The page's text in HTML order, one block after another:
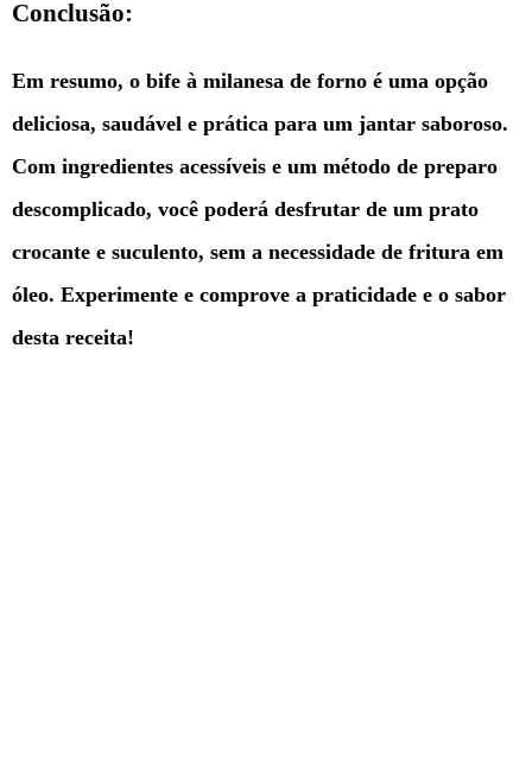
Conclusão:
Em resumo, o bife à milanesa de forno é uma opção
deliciosa, saudável e prática para um jantar saboroso.
Com ingredientes acessíveis e um método de preparo
descomplicado, você poderá desfrutar de um prato
crocante e suculento, sem a necessidade de fritura em
óleo. Experimente e comprove a praticidade e o sabor
desta receita!